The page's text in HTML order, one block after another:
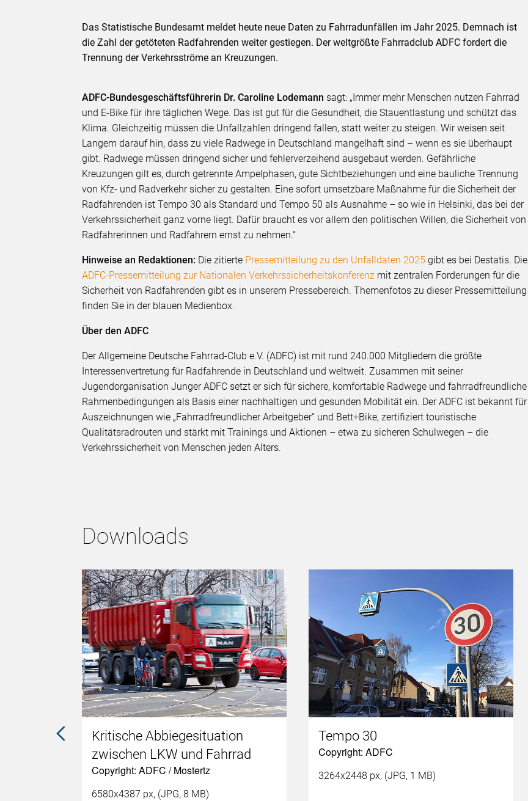
Das Statistische Bundesamt meldet heute neue Daten zu Fahrradunfällen im Jahr 2025. Demnach ist
die Zahl der getöteten Radfahrenden weiter gestiegen. Der weltgrößte Fahrradclub ADFC fordert die
Trennung der Verkehrsströme an Kreuzungen.
ADFC-Bundesgeschäftsführerin Dr. Caroline Lodemann sagt: „Immer mehr Menschen nutzen Fahrrad
und E-Bike für ihre täglichen Wege. Das ist gut für die Gesundheit, die Stauentlastung und schützt das
Klima. Gleichzeitig müssen die Unfallzahlen dringend fallen, statt weiter zu steigen. Wir weisen seit
Langem darauf hin, dass zu viele Radwege in Deutschland mangelhaft sind – wenn es sie überhaupt
gibt. Radwege müssen dringend sicher und fehlerverzeihend ausgebaut werden. Gefährliche
Kreuzungen gilt es, durch getrennte Ampelphasen, gute Sichtbeziehungen und eine bauliche Trennung
von Kfz- und Radverkehr sicher zu gestalten. Eine sofort umsetzbare Maßnahme für die Sicherheit der
Radfahrenden ist Tempo 30 als Standard und Tempo 50 als Ausnahme – so wie in Helsinki, das bei der
Verkehrssicherheit ganz vorne liegt. Dafür braucht es vor allem den politischen Willen, die Sicherheit von
Radfahrerinnen und Radfahrern ernst zu nehmen.“
Hinweise an Redaktionen: Die zitierte Pressemitteilung zu den Unfalldaten 2025 gibt es bei Destatis. Die
ADFC-Pressemitteilung zur Nationalen Verkehrssicherheitskonferenz mit zentralen Forderungen für die
Sicherheit von Radfahrenden gibt es in unserem Pressebereich. Themenfotos zu dieser Pressemitteilung
finden Sie in der blauen Medienbox.
Über den ADFC
Der Allgemeine Deutsche Fahrrad-Club e.V. (ADFC) ist mit rund 240.000 Mitgliedern die größte
Interessenvertretung für Radfahrende in Deutschland und weltweit. Zusammen mit seiner
Jugendorganisation Junger ADFC setzt er sich für sichere, komfortable Radwege und fahrradfreundliche
Rahmenbedingungen als Basis einer nachhaltigen und gesunden Mobilität ein. Der ADFC ist bekannt für
Auszeichnungen wie „Fahrradfreundlicher Arbeitgeber“ und Bett+Bike, zertifiziert touristische
Qualitätsradrouten und stärkt mit Trainings und Aktionen – etwa zu sicheren Schulwegen – die
Verkehrssicherheit von Menschen jeden Alters.
Downloads
Kritische Abbiegesituation
zwischen LKW und Fahrrad
Copyright: ADFC / Mostertz
6580x4387 px, (JPG, 8 MB)
Tempo 30
Copyright: ADFC
3264x2448 px, (JPG, 1 MB)